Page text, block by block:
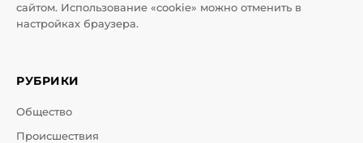
сайтом. Использование «cookie» можно отменить в
настройках браузера.
РУБРИКИ
Общество
Происшествия